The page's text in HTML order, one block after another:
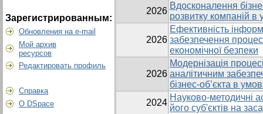
Зарегистрированным:
Обновления на e-mail
Мой архив
ресурсов
Редактировать профиль
Справка
О DSpace
2026
Вдосконалення
розвитку компаній
2026
Ефективність
забезпечення
економічної безпеки
2026
Модернізація
аналітичним
бізнес-об’єкта в
2024
Науково-методичні
його суб'єктів на